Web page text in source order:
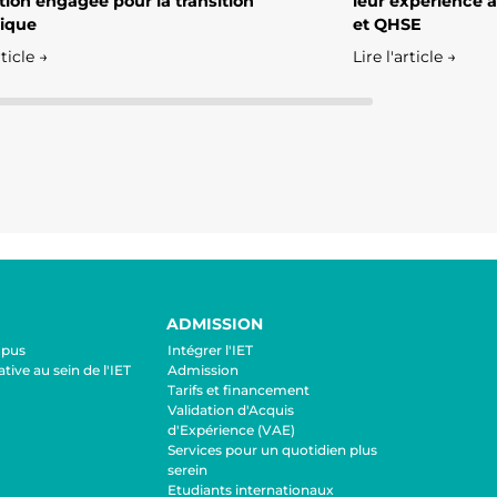
→
et QHSE
Lire l'article →
au sein de l'IET
ADMISSION
Intégrer l'IET
Admission
Tarifs et financement
Validation d'Acquis
d'Expérience (VAE)
Services pour un quotidien plus
serein
Etudiants internationaux